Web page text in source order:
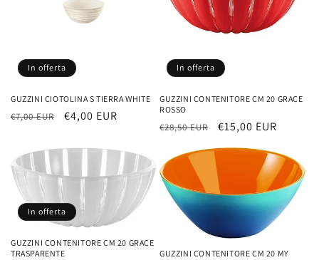
In offerta
GUZZINI CIOTOLINA S TIERRA WHITE
Prezzo
listino
€7,00 EUR
Prezzo
€4,00 EUR
In offerta
GUZZINI CONTENITORE CM 20 GRACE
ROSSO
Prezzo
listino
€28,50 EUR
Prezzo
€15,00 EUR
In offerta
GUZZINI CONTENITORE CM 20 GRACE
TRASPARENTE
GUZZINI CONTENITORE CM 20 MY